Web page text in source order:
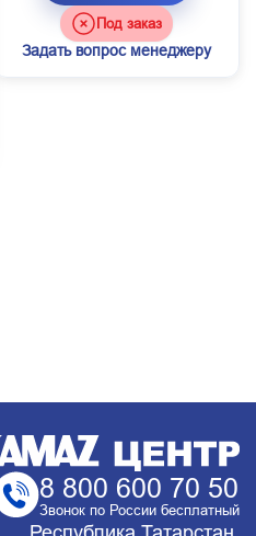
Под заказ
Задать вопрос менеджеру
8 800 600 70 50
Звонок по России бесплатный